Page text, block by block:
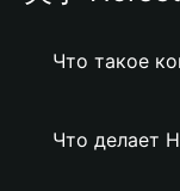
Что такое
Что делает